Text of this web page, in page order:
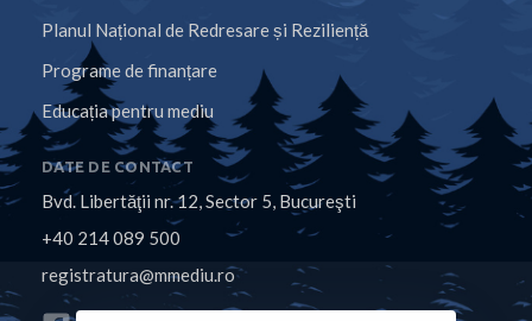
Planul Național de Redresare și Reziliență
Programe de finanțare
Educația pentru mediu
DATE DE CONTACT
Bvd. Libertăţii nr. 12, Sector 5, Bucureşti
+40 214 089 500
registratura@mmediu.ro